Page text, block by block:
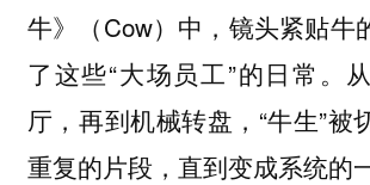
牛》（Cow）中，镜头紧贴牛
了这些“大场员工”的日常。
厅，再到机械转盘，“牛生”被
重复的片段，直到变成系统的